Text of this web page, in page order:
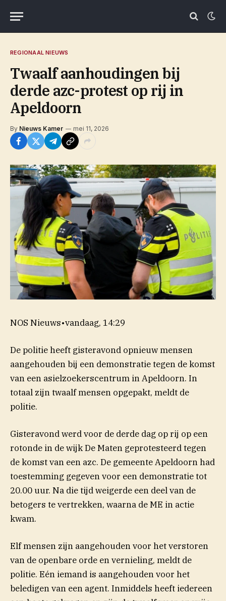
REGIONAAL NIEUWS
Twaalf aanhoudingen bij
derde azc-protest op rij in
Apeldoorn
By Nieuws Kamer mei 11, 2026
NOS Nieuws•vandaag, 14:29
De politie heeft gisteravond opnieuw mensen
aangehouden bij een demonstratie tegen de komst
van een asielzoekerscentrum in Apeldoorn. In
totaal zijn twaalf mensen opgepakt, meldt de
politie.
Gisteravond werd voor de derde dag op rij op een
rotonde in de wijk De Maten geprotesteerd tegen
de komst van een azc. De gemeente Apeldoorn had
toestemming gegeven voor een demonstratie tot
20.00 uur. Na die tijd weigerde een deel van de
betogers te vertrekken, waarna de ME in actie
kwam.
Elf mensen zijn aangehouden voor het verstoren
van de openbare orde en vernieling, meldt de
politie. Eén iemand is aangehouden voor het
beledigen van een agent. Inmiddels heeft iedereen